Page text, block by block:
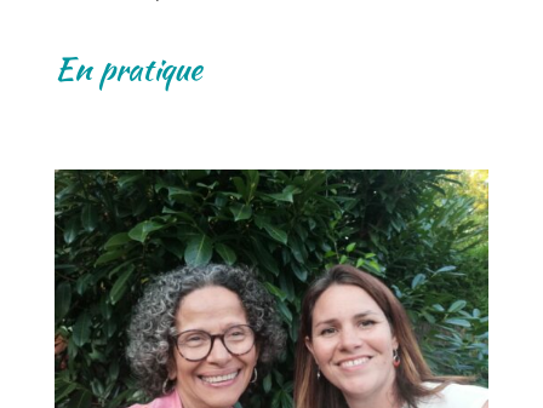
En pratique